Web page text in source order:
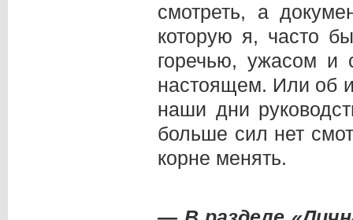
смотреть, а
которую я, часто
горечью, ужасом и
настоящем. Или об
наши дни
больше сил нет
корне менять.